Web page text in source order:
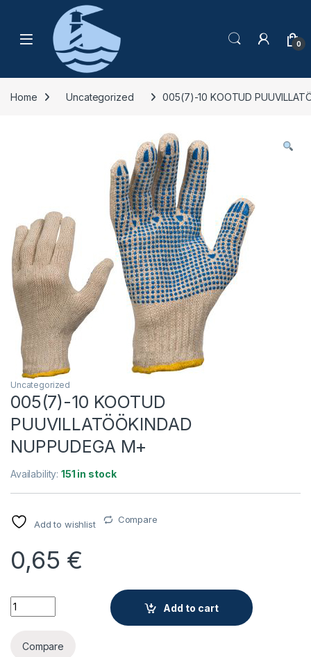
Skip to navigation
0
Home Uncategorized 005(7)-10 KOOTUD
Uncategorized
005(7)-10 KOOTUD
PUUVILLATÖÖKINDAD
NUPPUDEGA M+
Availability:151 in stock
Add to wishlist Compare
0,65 €
005(7)-10 KOOTUD PUUVILLATÖÖKINDAD NUPPUDEGA M+
Add to cart
Compare